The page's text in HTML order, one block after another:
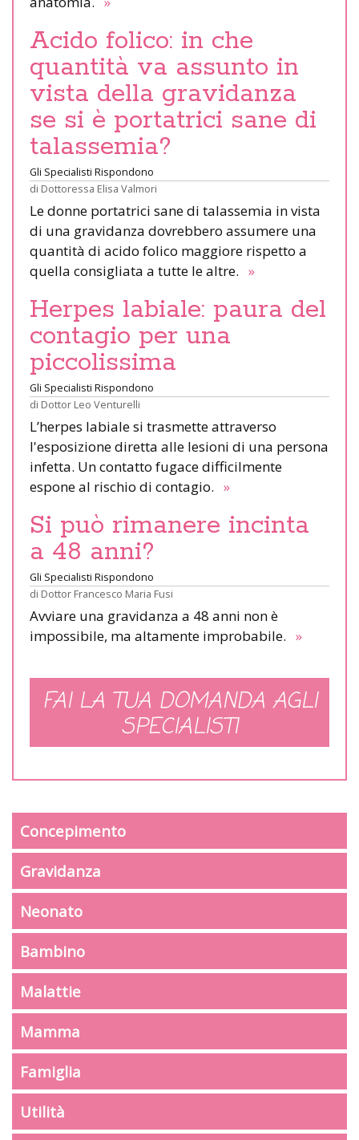
Acido folico: in che
quantità va assunto in
vista della gravidanza
se si è portatrici sane di
talassemia?
Gli Specialisti Rispondono
di Dottoressa Elisa Valmori
Le donne portatrici sane di talassemia in vista
di una gravidanza dovrebbero assumere una
quantità di acido folico maggiore rispetto a
quella consigliata a tutte le altre. »
Herpes labiale: paura del
contagio per una
piccolissima
Gli Specialisti Rispondono
di Dottor Leo Venturelli
L’herpes labiale si trasmette attraverso
l'esposizione diretta alle lesioni di una persona
infetta. Un contatto fugace difficilmente
espone al rischio di contagio. »
Si può rimanere incinta
a 48 anni?
Gli Specialisti Rispondono
di Dottor Francesco Maria Fusi
Avviare una gravidanza a 48 anni non è
impossibile, ma altamente improbabile. »
FAI LA TUA DOMANDA AGLI
SPECIALISTI
Concepimento
Gravidanza
Neonato
Bambino
Malattie
Mamma
Famiglia
Utilità